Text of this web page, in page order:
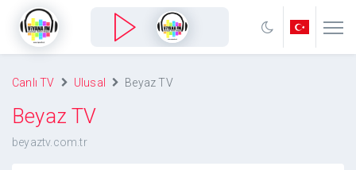
Canlı TV Ulusal Beyaz TV
Beyaz TV
beyaztv.com.tr